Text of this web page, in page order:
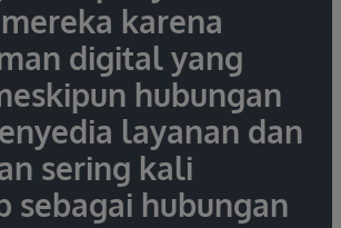
karena
digital yang
hubungan
layanan dan
sering kali
sebagai hubungan